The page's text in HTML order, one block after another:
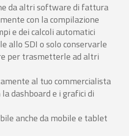
da altri software di fattura
con la compilazione
e dei calcoli automatici
allo SDI o solo conservarle
per trasmetterle ad altri
al tuo commercialista
dashboard e i grafici di
anche da mobile e tablet